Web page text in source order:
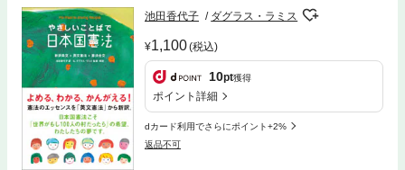
池田香代子 ダグラス・ラミス
1,100(税込)
10pt獲得
ポイント詳細
dカード利用でさらにポイント+2%
返品不可